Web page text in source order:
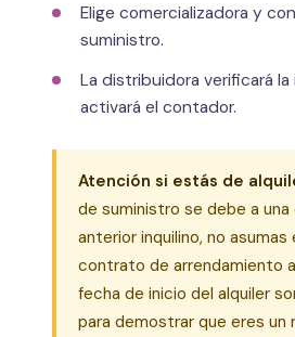
Elige comercializadora y
suministro.
La distribuidora verificará
activará el contador.
Atención si estás de
de suministro se debe a una
anterior inquilino, no asumas
contrato de arrendamiento
fecha de inicio del alquiler
para demostrar que eres un